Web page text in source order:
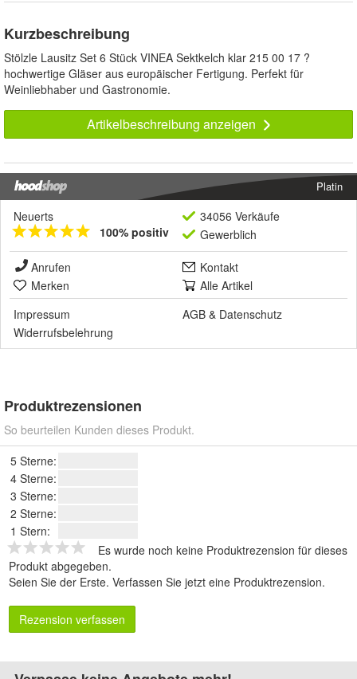
Kurzbeschreibung
Stölzle Lausitz Set 6 Stück VINEA Sektkelch klar 215 00 17 ?
hochwertige Gläser aus europäischer Fertigung. Perfekt für
Weinliebhaber und Gastronomie.
Artikelbeschreibung anzeigen
Platin
Neuerts
100% positiv
34056 Verkäufe
Gewerblich
Anrufen
Kontakt
Merken
Alle Artikel
Impressum
AGB & Datenschutz
Widerrufsbelehrung
Produktrezensionen
So beurteilen Kunden dieses Produkt.
5 Sterne:
4 Sterne:
3 Sterne:
2 Sterne:
1 Stern:
Es wurde noch keine Produktrezension für dieses
Produkt abgegeben.
Seien Sie der Erste. Verfassen Sie jetzt eine Produktrezension.
Rezension verfassen